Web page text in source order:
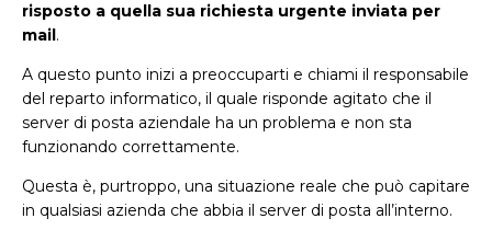
risposto a quella sua richiesta urgente inviata per
mail .
A questo punto inizi a preoccuparti e chiami il responsabile
del reparto informatico, il quale risponde agitato che il
server di posta aziendale ha un problema e non sta
funzionando correttamente.
Questa è, purtroppo, una situazione reale che può capitare
in qualsiasi azienda che abbia il server di posta all’interno.